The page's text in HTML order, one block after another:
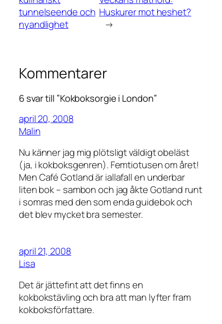
tunnelseende och
nyandlighet
Huskurer mot heshet?
→
Kommentarer
6 svar till ”Kokboksorgie i London”
april 20, 2008
Malin
Nu känner jag mig plötsligt väldigt obeläst
(ja, i kokboksgenren). Femtiotusen om året!
Men Café Gotland är iallafall en underbar
liten bok – sambon och jag åkte Gotland runt
i somras med den som enda guidebok och
det blev mycket bra semester.
april 21, 2008
Lisa
Det är jättefint att det finns en
kokbokstävling och bra att man lyfter fram
kokboksförfattare.